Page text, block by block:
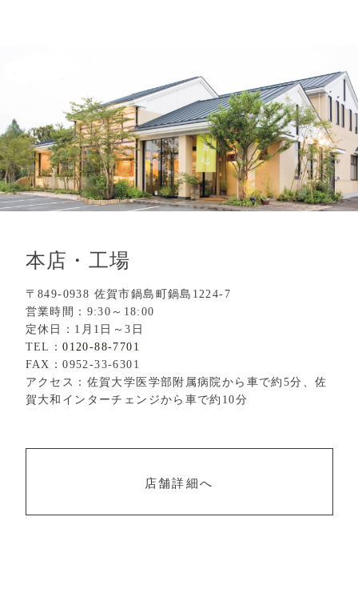
本店・工場
〒849-0938 佐賀市鍋島町鍋島1224-7
営業時間：9:30～18:00
定休日：1月1日～3日
TEL：0120-88-7701
FAX：0952-33-6301
アクセス：佐賀大学医学部附属病院から車で約5分、佐
賀大和インターチェンジから車で約10分
店舗詳細へ